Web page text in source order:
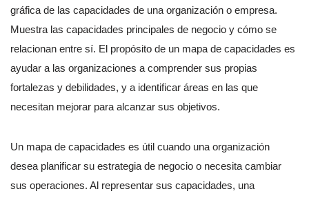
gráfica de las capacidades de una organización o empresa.
Muestra las capacidades principales de negocio y cómo se
relacionan entre sí. El propósito de un mapa de capacidades es
ayudar a las organizaciones a comprender sus propias
fortalezas y debilidades, y a identificar áreas en las que
necesitan mejorar para alcanzar sus objetivos.
Un mapa de capacidades es útil cuando una organización
desea planificar su estrategia de negocio o necesita cambiar
sus operaciones. Al representar sus capacidades, una